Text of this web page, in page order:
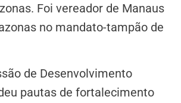
Foi vereador de Manaus
no mandato-tampão de
de Desenvolvimento
pautas de fortalecimento